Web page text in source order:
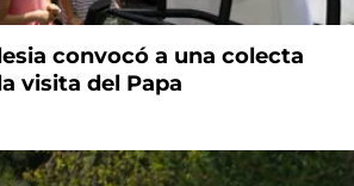
convocó a una colecta
visita del Papa